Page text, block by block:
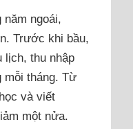
ngoái,
Trước khi bầu,
lịch, thu nhập
mỗi tháng. Từ
và viết
một nửa.